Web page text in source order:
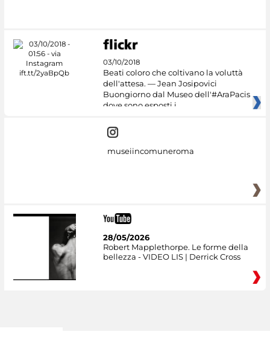
03/10/2018
Beati coloro che coltivano la voluttà
dell'attesa. — Jean Josipovici
Buongiorno dal Museo dell'#AraPacis
dove sono esposti i
museiincomuneroma
28/05/2026
Robert Mapplethorpe. Le forme della
bellezza - VIDEO LIS | Derrick Cross